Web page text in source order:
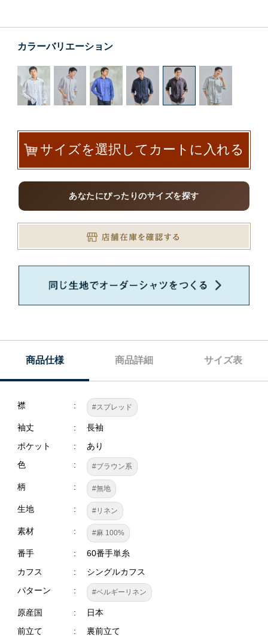
カラーバリエーション
サイズを選択してカートに入れる
あなたにぴったりのサイズを探す
商品仕様 商品詳細 サイズ表
襟 #スプレッド
袖丈
長袖
ポケット
あり
色
#ブラウン系
柄 #無地
生地 #リネン
素材 #麻 100%
番手
60番手単糸
カフス
シングルカフス
パターン
#ベルギーリネン
原産国
日本
前立て
裏前立て